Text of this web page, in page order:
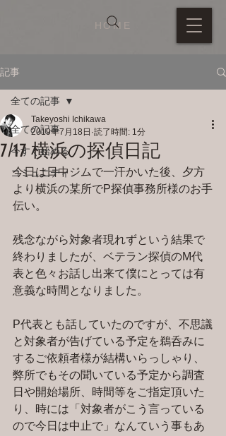
HOME
記事
全ての記事
今すぐ始める
コミュニティ
全ての記事
7/17 横浜の探偵日記
Takeyoshi Ichikawa
2019年7月18日 読了時間: 1分
今日は日中ジムで一汗かいた後、夕方
より横浜の某所でP探偵事務所様のお手
伝い。
残念ながら対象者現れずという結果で
終わりましたが、ベテラン探偵のM代
表と色々お話し出来て僕にとっては有
意義な時間となりました。
P代表とも話していたのですが、不思議
と対象者が告げている予定を鵜呑みに
するご依頼者様が結構いらっしゃり、
弊所でもその聞いている予定から調査
日や開始場所、時間等をご指定頂いた
り、時には「対象者がこう言っている
ので今日は中止で」なんていう事もあ